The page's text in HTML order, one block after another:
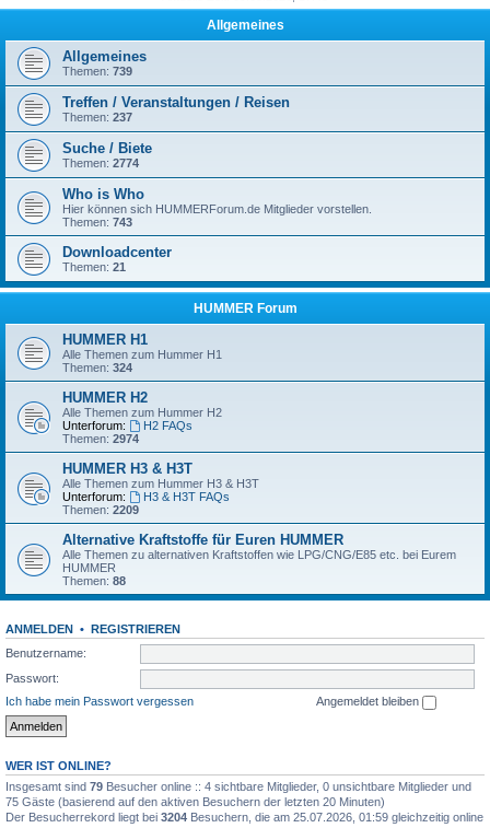
Allgemeines
Allgemeines
Themen: 739
Treffen / Veranstaltungen / Reisen
Themen: 237
Suche / Biete
Themen: 2774
Who is Who
Hier können sich HUMMERForum.de Mitglieder vorstellen.
Themen: 743
Downloadcenter
Themen: 21
HUMMER Forum
HUMMER H1
Alle Themen zum Hummer H1
Themen: 324
HUMMER H2
Alle Themen zum Hummer H2
Unterforum:
H2 FAQs
Themen: 2974
HUMMER H3 & H3T
Alle Themen zum Hummer H3 & H3T
Unterforum:
H3 & H3T FAQs
Themen: 2209
Alternative Kraftstoffe für Euren HUMMER
Alle Themen zu alternativen Kraftstoffen wie LPG/CNG/E85 etc. bei Eurem
HUMMER
Themen: 88
ANMELDEN • REGISTRIEREN
Benutzername:
Passwort:
Ich habe mein Passwort vergessen
Angemeldet bleiben
WER IST ONLINE?
Insgesamt sind 79 Besucher online :: 4 sichtbare Mitglieder, 0 unsichtbare Mitglieder und
75 Gäste (basierend auf den aktiven Besuchern der letzten 20 Minuten)
Der Besucherrekord liegt bei 3204 Besuchern, die am 25.07.2026, 01:59 gleichzeitig online